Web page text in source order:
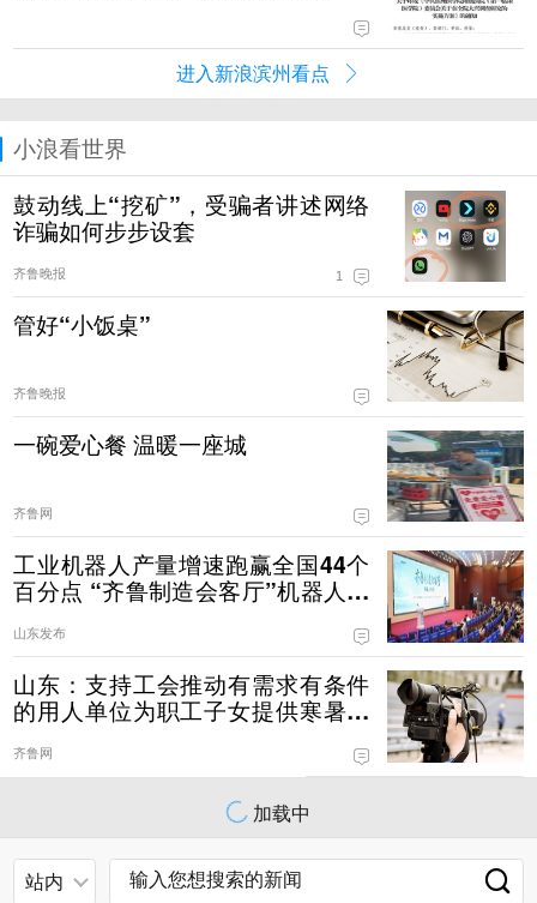
进入新浪滨州看点
小浪看世界
鼓动线上“挖矿”，受骗者讲述网络
诈骗如何步步设套
齐鲁晚报 1
管好“小饭桌”
齐鲁晚报
一碗爱心餐 温暖一座城
齐鲁网
工业机器人产量增速跑赢全国44个
百分点 “齐鲁制造会客厅”机器人专
山东发布
山东：支持工会推动有需求有条件
的用人单位为职工子女提供寒暑假
齐鲁网
加载中
站内